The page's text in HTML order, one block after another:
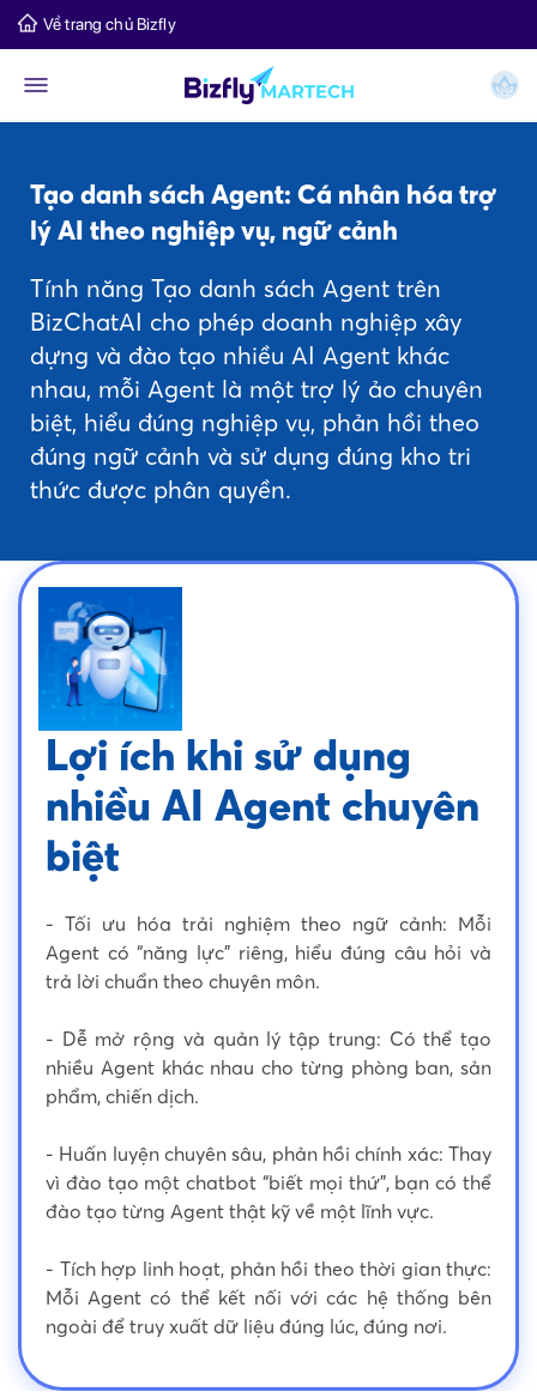
Về trang chủ Bizfly
Tạo danh sách Agent: Cá nhân hóa trợ
lý AI theo nghiệp vụ, ngữ cảnh
Tính năng Tạo danh sách Agent trên
BizChatAI cho phép doanh nghiệp xây
dựng và đào tạo nhiều AI Agent khác
nhau, mỗi Agent là một trợ lý ảo chuyên
biệt, hiểu đúng nghiệp vụ, phản hồi theo
đúng ngữ cảnh và sử dụng đúng kho tri
thức được phân quyền.
Lợi ích khi sử dụng
nhiều AI Agent chuyên
biệt
- Tối ưu hóa trải nghiệm theo ngữ cảnh: Mỗi
Agent có “năng lực” riêng, hiểu đúng câu hỏi và
trả lời chuẩn theo chuyên môn.
- Dễ mở rộng và quản lý tập trung: Có thể tạo
nhiều Agent khác nhau cho từng phòng ban, sản
phẩm, chiến dịch.
- Huấn luyện chuyên sâu, phản hồi chính xác: Thay
vì đào tạo một chatbot “biết mọi thứ”, bạn có thể
đào tạo từng Agent thật kỹ về một lĩnh vực.
- Tích hợp linh hoạt, phản hồi theo thời gian thực:
Mỗi Agent có thể kết nối với các hệ thống bên
ngoài để truy xuất dữ liệu đúng lúc, đúng nơi.